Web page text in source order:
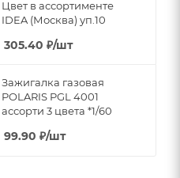
Цвет в ассортименте
IDEA (Москва) уп.10
305.40 ₽/шт
Зажигалка газовая
POLARIS PGL 4001
ассорти 3 цвета *1/60
99.90 ₽/шт